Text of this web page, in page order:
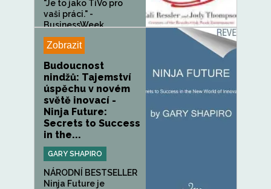
"Je to jako TiVo pro
vaši práci." -
BusinessWeek...
Zobrazit
Budoucnost
nindžů: Tajemství
úspěchu v novém
světě inovací -
Ninja Future:
Secrets to Success
in the...
GARY SHAPIRO
NÁRODNÍ BESTSELLER
Ninja Future je